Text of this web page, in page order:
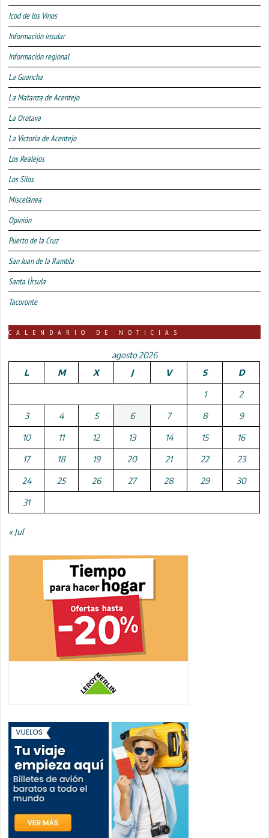
Icod de los Vinos
Información insular
Información regional
La Guancha
La Matanza de Acentejo
La Orotava
La Victoria de Acentejo
Los Realejos
Los Silos
Miscelánea
Opinión
Puerto de la Cruz
San Juan de la Rambla
Santa Úrsula
Tacoronte
CALENDARIO DE NOTICIAS
agosto 2026
L
M X J V S D
1 2
3 4 5 6 7 8 9
10 11 12 13 14 15 16
17 18 19 20 21 22 23
24 25 26 27 28 29 30
31
« Jul